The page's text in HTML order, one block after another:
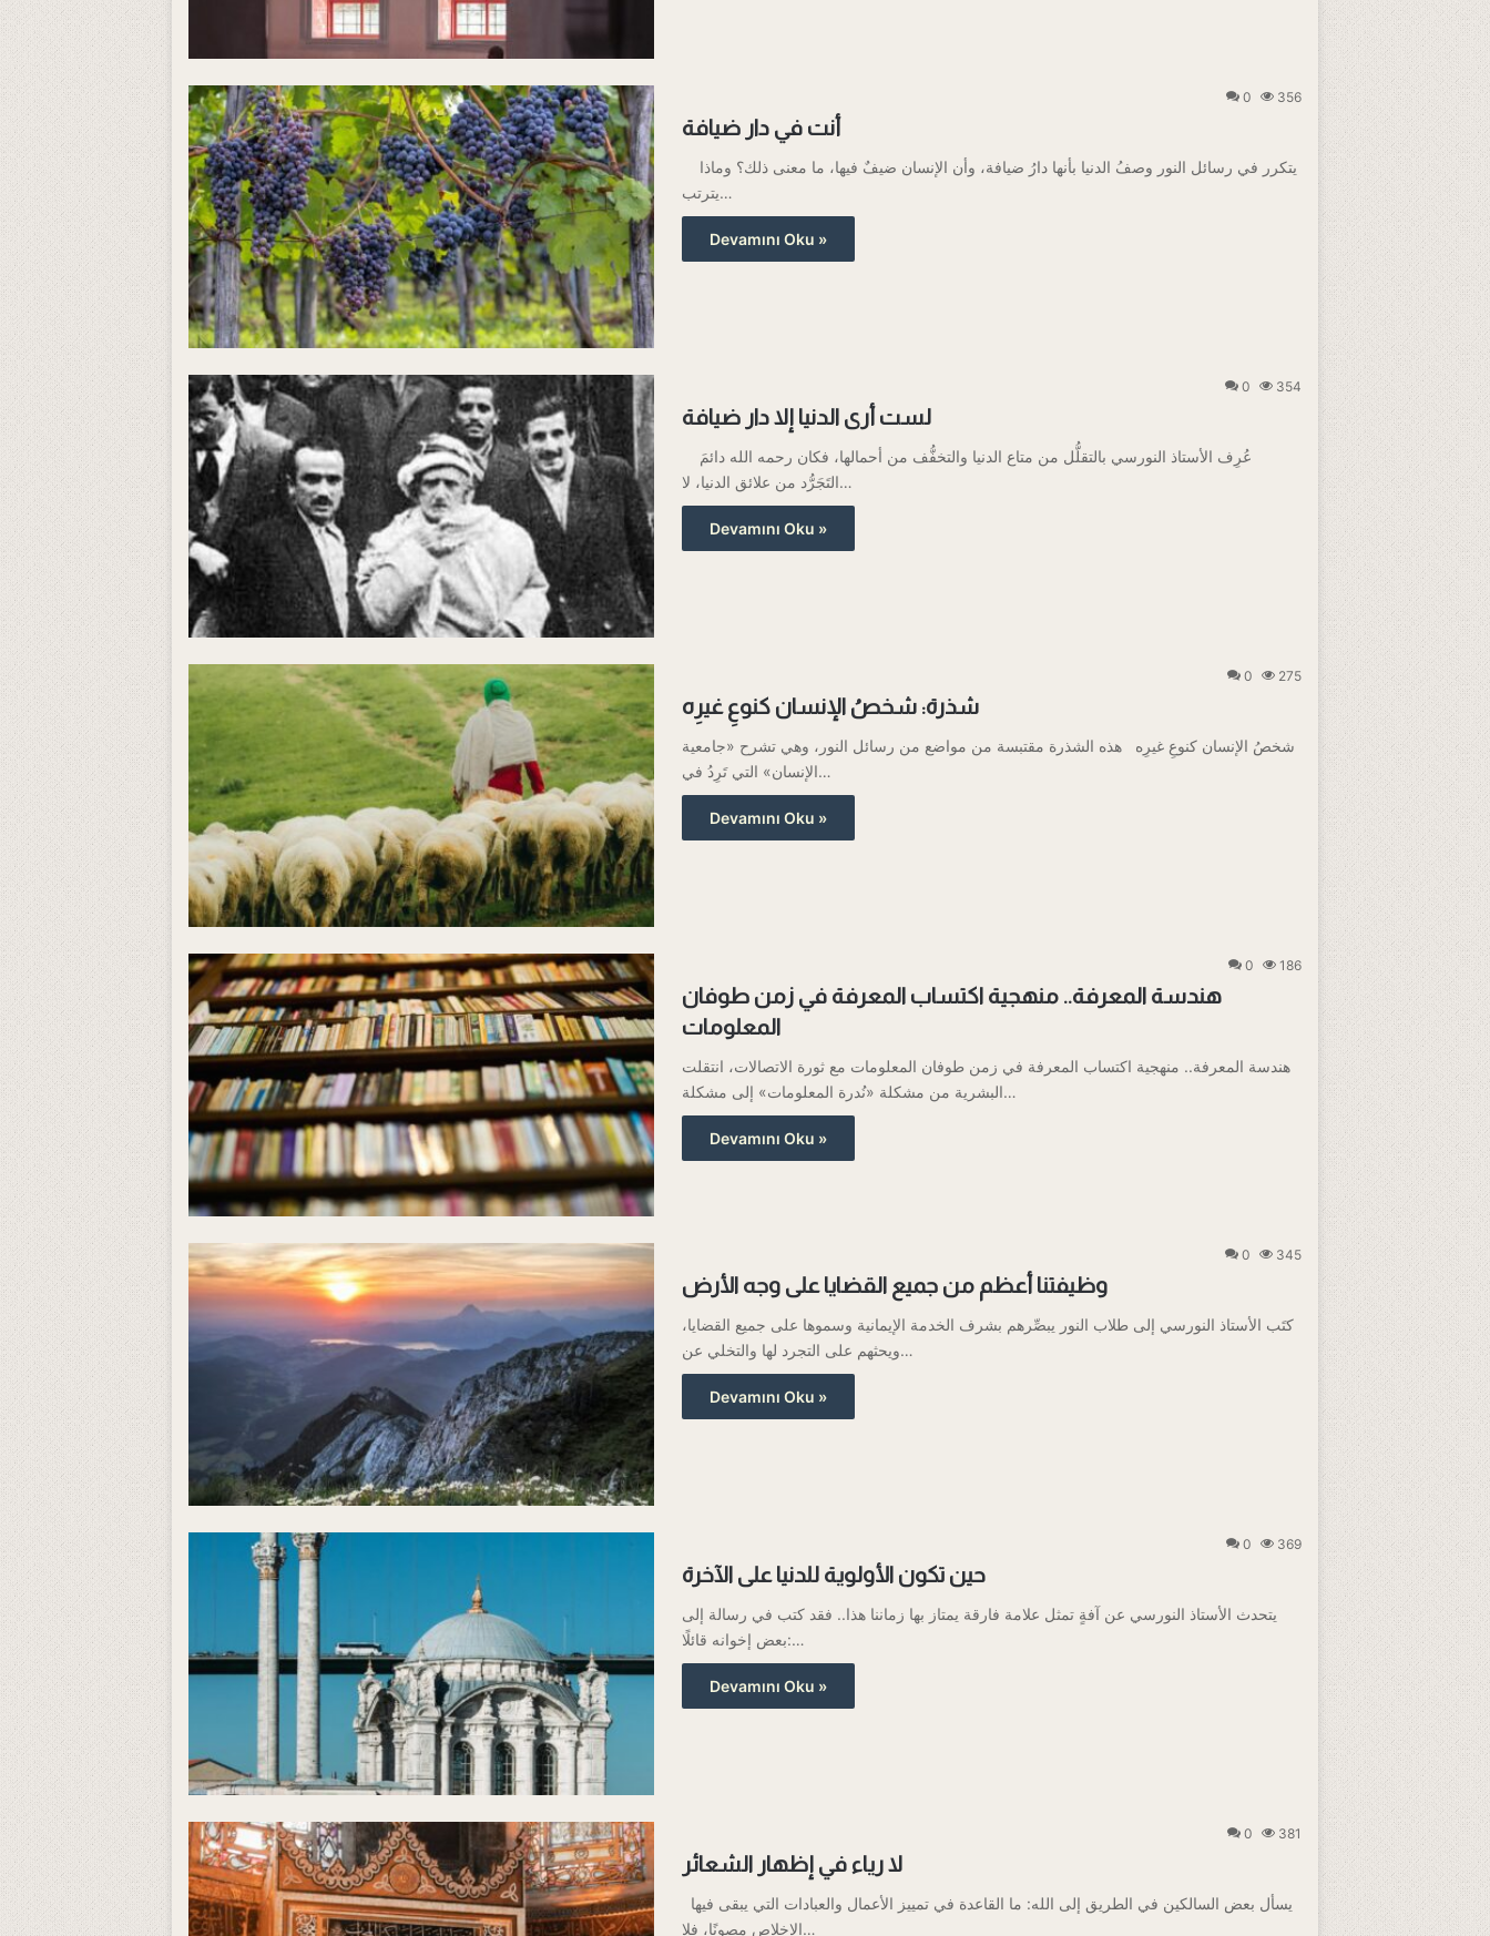
0 356
أنت في دار ضيافة
يترتب…
Devamını Oku »
0 354
لست أرى الدنيا إلا دار ضيافة
التَجَرُّد من علائق الدنيا، لا…
Devamını Oku »
0 275
شذرة: شخصُ الإنسان كنوعِ غيرِه
شخصُ الإنسان كنوعِ غيرِه هذه الشذرة مقتبسة من مواضع من رسائل النور، وهي تشرح «جامعية
الإنسان» التي تَرِدُ في…
Devamını Oku »
0 186
هندسة المعرفة.. منهجية اكتساب المعرفة في زمن طوفان
المعلومات
هندسة المعرفة.. منهجية اكتساب المعرفة في زمن طوفان المعلومات مع ثورة الاتصالات، انتقلت
البشرية من مشكلة «نُدرة المعلومات» إلى مشكلة…
Devamını Oku »
0 345
وظيفتنا أعظم من جميع القضايا على وجه الأرض
كتَب الأستاذ النورسي إلى طلاب النور يبصِّرهم بشرف الخدمة الإيمانية وسموها على جميع القضايا،
ويحثهم على التجرد لها والتخلي عن…
Devamını Oku »
0 369
حين تكون الأولوية للدنيا على الآخرة
يتحدث الأستاذ النورسي عن آفةٍ تمثل علامة فارقة يمتاز بها زماننا هذا.. فقد كتب في رسالة إلى
بعض إخوانه قائلًا:…
Devamını Oku »
0 381
لا رياء في إظهار الشعائر
الإخلاص مصونًا، فلا…